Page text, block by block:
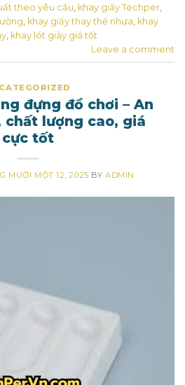
theo yêu cầu khay giấy Techper
khay giấy thay thế nhựa khay
khay lót giày giá tốt
Leave a comment
đựng đồ chơi – An
chất lượng cao, giá
cực tốt
MƯỜI MỘT 12, 2025 BY ADMIN